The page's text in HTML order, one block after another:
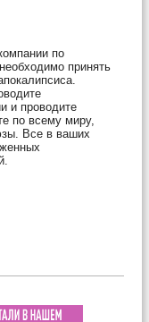
по
принять
и проводите
по всему миру,
Все в ваших